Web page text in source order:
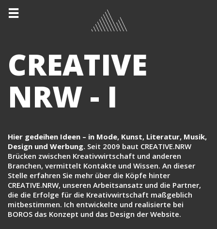
CREATIVE
NRW - I
Hier gedeihen Ideen – in Mode, Kunst, Literatur, Musik,
Design und Werbung. Seit 2009 baut CREATIVE.NRW
Brücken zwischen Kreativwirtschaft und anderen
Branchen, vermittelt Kontakte und Wissen. An dieser
Stelle erfahren Sie mehr über die Köpfe hinter
CREATIVE.NRW, unseren Arbeitsansatz und die Partner,
die die Erfolge für die Kreativwirtschaft maßgeblich
mitbestimmen. Ich entwickelte und realisierte bei
BOROS das Konzept und das Design der Website.